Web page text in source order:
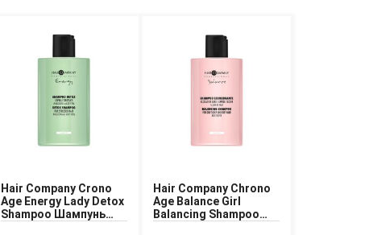
Hair Company Crono
Age Energy Lady Detox
Shampoo Шампунь
Hair Company Chrono
Age Balance Girl
Balancing Shampoo